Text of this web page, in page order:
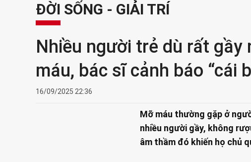
ĐỜI SỐNG - GIẢI TRÍ
Nhiều người trẻ dù rất gầy
máu, bác sĩ cảnh báo “cái
16/09/2025 22:36
Mỡ máu thường gặp ở
nhiều người gầy, không
âm thầm đó khiến họ chủ